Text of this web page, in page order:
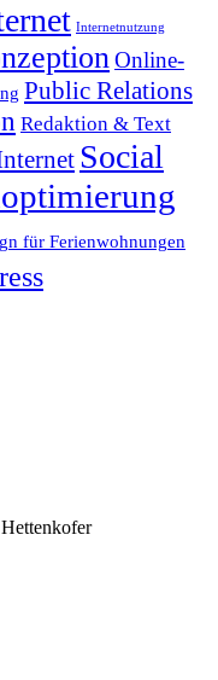
Internetnutzung
Online-
Public Relations
Redaktion & Text
Social
für Ferienwohnungen